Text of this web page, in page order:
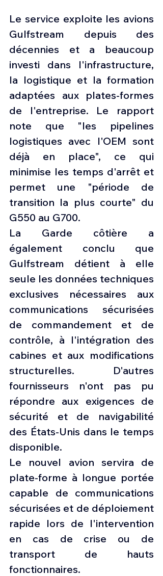
Le service exploite les avions
Gulfstream depuis des
décennies et a beaucoup
investi dans l'infrastructure,
la logistique et la formation
adaptées aux plates-formes
de l'entreprise. Le rapport
note que "les pipelines
logistiques avec l'OEM sont
déjà en place", ce qui
minimise les temps d'arrêt et
permet une "période de
transition la plus courte" du
G550 au G700.
La Garde côtière a
également conclu que
Gulfstream détient à elle
seule les données techniques
exclusives nécessaires aux
communications sécurisées
de commandement et de
contrôle, à l'intégration des
cabines et aux modifications
structurelles. D'autres
fournisseurs n'ont pas pu
répondre aux exigences de
sécurité et de navigabilité
des États-Unis dans le temps
disponible.
Le nouvel avion servira de
plate-forme à longue portée
capable de communications
sécurisées et de déploiement
rapide lors de l'intervention
en cas de crise ou de
transport de hauts
fonctionnaires.